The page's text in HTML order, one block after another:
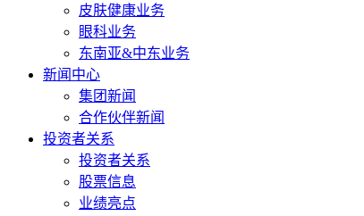
皮肤健康业务
眼科业务
东南亚&中东业务
新闻中心
集团新闻
合作伙伴新闻
投资者关系
投资者关系
股票信息
业绩亮点